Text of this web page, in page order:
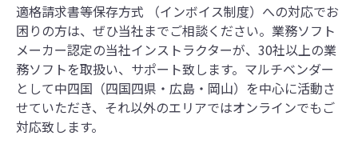
適格請求書等保存方式 （インボイス制度）への対応でお
困りの方は、ぜひ当社までご相談ください。 業務ソフト
メーカー認定の当社インストラクターが、30社以上の業
務ソフトを取扱い、サポート致します。マルチベンダー
として中四国（四国四県・広島・岡山）を中心に活動さ
せていただき、それ以外のエリアではオンラインでもご
対応致します。